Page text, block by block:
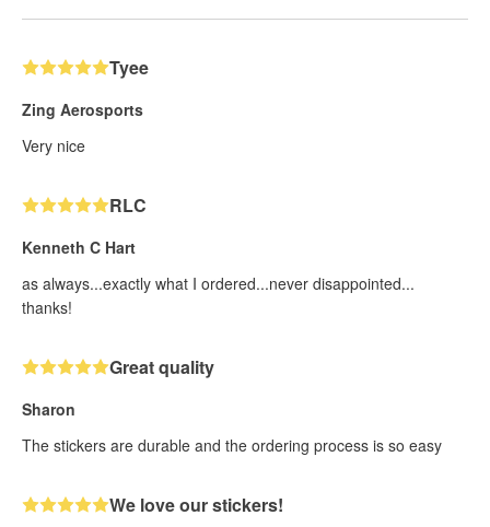
Tyee
Zing Aerosports
Very nice
RLC
Kenneth C Hart
as always...exactly what I ordered...never disappointed...
thanks!
Great quality
Sharon
The stickers are durable and the ordering process is so easy
We love our stickers!